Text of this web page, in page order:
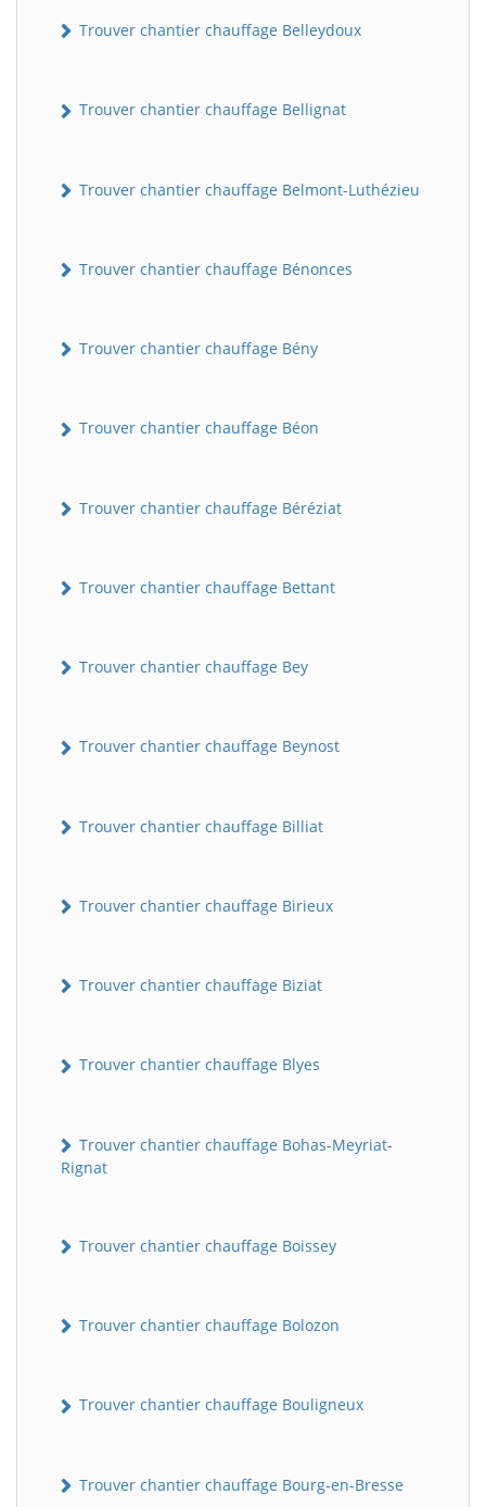
Trouver chantier chauffage Belleydoux
Trouver chantier chauffage Bellignat
Trouver chantier chauffage Belmont-Luthézieu
Trouver chantier chauffage Bénonces
Trouver chantier chauffage Bény
Trouver chantier chauffage Béon
Trouver chantier chauffage Béréziat
Trouver chantier chauffage Bettant
Trouver chantier chauffage Bey
Trouver chantier chauffage Beynost
Trouver chantier chauffage Billiat
Trouver chantier chauffage Birieux
Trouver chantier chauffage Biziat
Trouver chantier chauffage Blyes
Trouver chantier chauffage Bohas-Meyriat-
Rignat
Trouver chantier chauffage Boissey
Trouver chantier chauffage Bolozon
Trouver chantier chauffage Bouligneux
Trouver chantier chauffage Bourg-en-Bresse